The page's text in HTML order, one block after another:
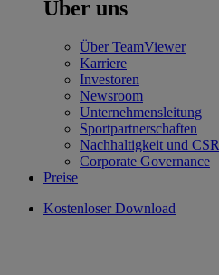
Über uns
Über TeamViewer
Karriere
Investoren
Newsroom
Unternehmensleitung
Sportpartnerschaften
Nachhaltigkeit und CSR
Corporate Governance
Preise
Kostenloser Download